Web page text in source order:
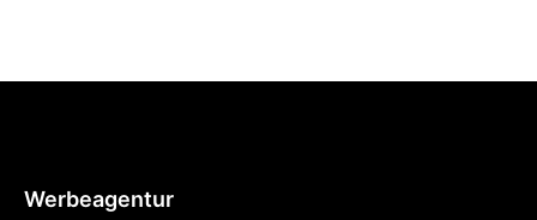
Werbeagentur